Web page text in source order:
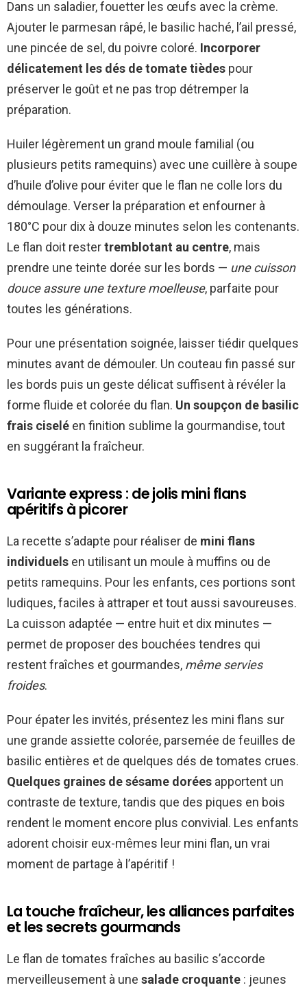
Dans un saladier, fouetter les œufs avec la crème.
Ajouter le parmesan râpé, le basilic haché, l’ail pressé,
une pincée de sel, du poivre coloré. Incorporer
délicatement les dés de tomate tièdes pour
préserver le goût et ne pas trop détremper la
préparation.
Huiler légèrement un grand moule familial (ou
plusieurs petits ramequins) avec une cuillère à soupe
d’huile d’olive pour éviter que le flan ne colle lors du
démoulage. Verser la préparation et enfourner à
180°C pour dix à douze minutes selon les contenants.
Le flan doit restertremblotant au centre, mais
prendre une teinte dorée sur les bords — une cuisson
douce assure une texture moelleuse, parfaite pour
toutes les générations.
Pour une présentation soignée, laisser tiédir quelques
minutes avant de démouler. Un couteau fin passé sur
les bords puis un geste délicat suffisent à révéler la
forme fluide et colorée du flan. Un soupçon de basilic
frais ciselé en finition sublime la gourmandise, tout
en suggérant la fraîcheur.
Variante express : de jolis mini flans
apéritifs à picorer
La recette s’adapte pour réaliser de mini flans
individuels en utilisant un moule à muffins ou de
petits ramequins. Pour les enfants, ces portions sont
ludiques, faciles à attraper et tout aussi savoureuses.
La cuisson adaptée — entre huit et dix minutes —
permet de proposer des bouchées tendres qui
restent fraîches et gourmandes, même servies
froides.
Pour épater les invités, présentez les mini flans sur
une grande assiette colorée, parsemée de feuilles de
basilic entières et de quelques dés de tomates crues.
Quelques graines de sésame dorées apportent un
contraste de texture, tandis que des piques en bois
rendent le moment encore plus convivial. Les enfants
adorent choisir eux-mêmes leur mini flan, un vrai
moment de partage à l’apéritif !
La touche fraîcheur, les alliances parfaites
et les secrets gourmands
Le flan de tomates fraîches au basilic s’accorde
merveilleusement à une salade croquante : jeunes